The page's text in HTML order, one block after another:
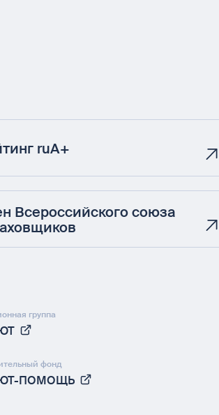
ruA+
Всероссийского союза
группа
фонд
ПОМОЩЬ